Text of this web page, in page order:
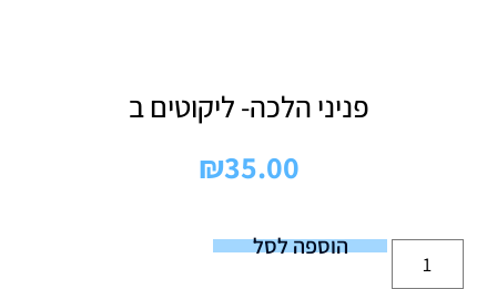
פניני הלכה- ליקוטים ב
₪35.00
הוספה לסל